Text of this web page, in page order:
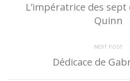
L’impératrice des
Quinn
NEXT POST
Dédicace de